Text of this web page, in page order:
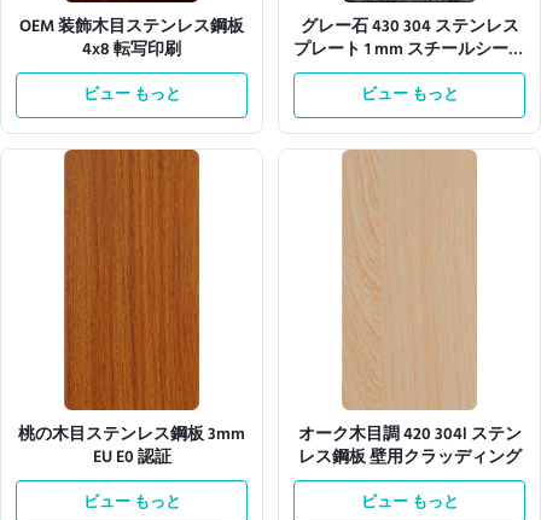
OEM 装飾木目ステンレス鋼板
4x8 転写印刷
ビュー もっと
グレー石 430 304 ステンレス
プレート 1 mm スチールシート
キッチンカウンター用
ビュー もっと
桃の木目ステンレス鋼板 3mm
EU E0 認証
ビュー もっと
オーク木目調 420 304l ステン
レス鋼板 壁用クラッディング
ビュー もっと